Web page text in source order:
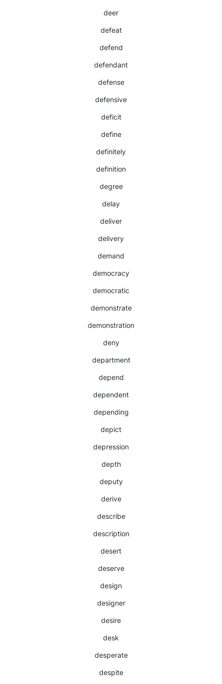
deer
defeat
defend
defendant
defense
defensive
deficit
define
definitely
definition
degree
delay
deliver
delivery
demand
democracy
democratic
demonstrate
demonstration
deny
department
depend
dependent
depending
depict
depression
depth
deputy
derive
describe
description
desert
deserve
design
designer
desire
desk
desperate
despite